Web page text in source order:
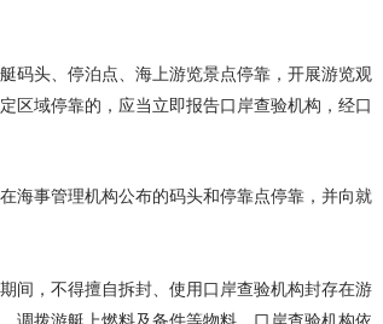
码头、停泊点、海上游览景点停靠，开展游览观
区域停靠的，应当立即报告口岸查验机构，经口
海事管理机构公布的码头和停靠点停靠，并向就
间，不得擅自拆封、使用口岸查验机构封存在游